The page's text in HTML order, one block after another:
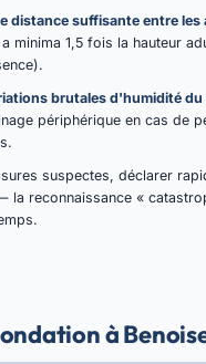
distance suffisante entre les
a minima 1,5 fois la hauteur
brutales d'humidité du
périphérique en cas de
suspectes, déclarer
la reconnaissance «
à